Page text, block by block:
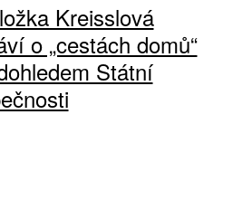
Kreisslová
o „cestách domů“
Státní